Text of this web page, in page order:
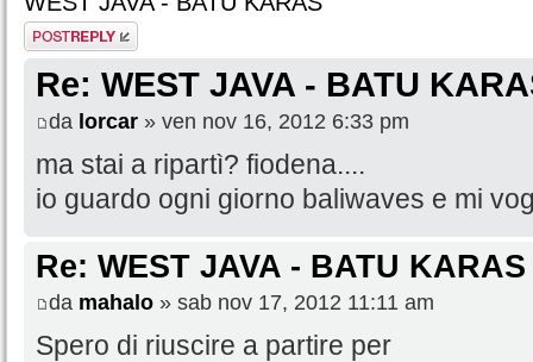
Rispondi al
messaggio
Re: WEST JAVA - BATU
da lorcar » ven nov 16, 2012 6:33 pm
ma stai a ripartì? fiodena....
io guardo ogni giorno baliwaves e mi
Re: WEST JAVA - BATU KARAS
da mahalo » sab nov 17, 2012 11:11 am
Spero di riuscire a partire per